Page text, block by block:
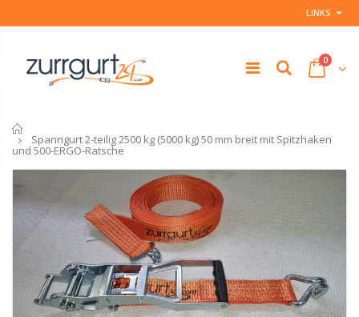
LINKS
0
Spanngurt 2-teilig 2500 kg (5000 kg) 50 mm breit mit Spitzhaken
und 500-ERGO-Ratsche